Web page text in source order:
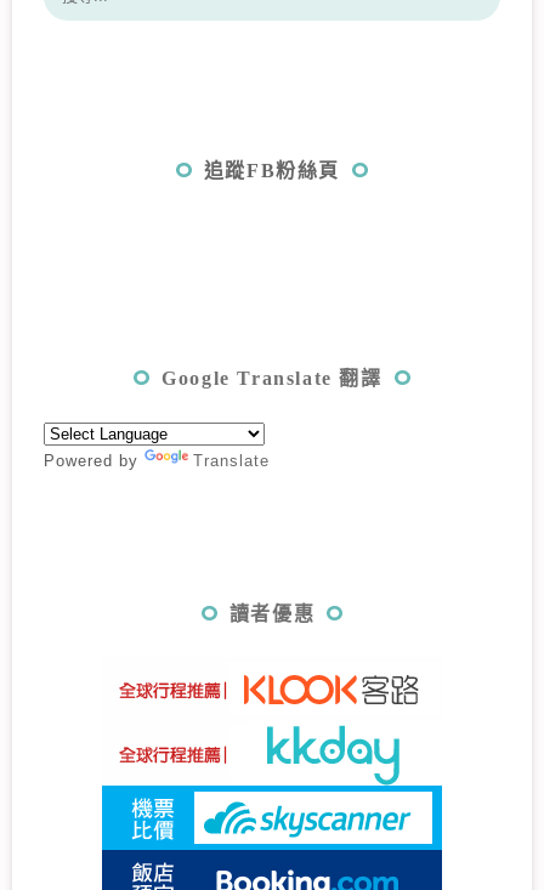
追蹤FB粉絲頁
Google Translate 翻譯
Powered by Translate
讀者優惠